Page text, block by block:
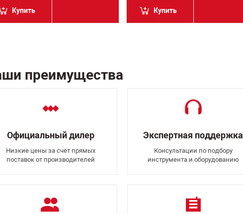
Купить Купить
преимущества
Официальный дилер
Низкие цены за счёт прямых
поставок от производителей
Экспертная поддержка
Консультации по подбору
инструмента и оборудованию